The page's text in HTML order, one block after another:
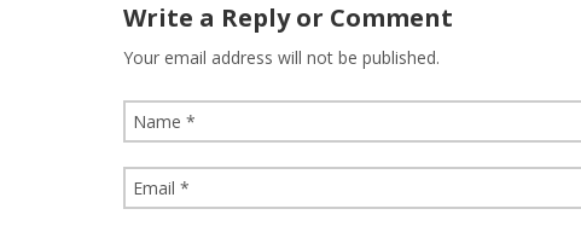
Write a Reply or Comment
Your email address will not be published.